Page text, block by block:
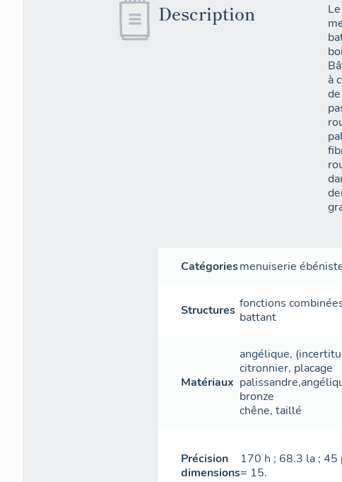
Description
à
Catégoriesmenuiserie
Structures fonctions
battant
Matériaux
angélique,
citronnier, placage
bronze
chêne,taillé
Précision
dimensions
170 h ; 68.3 la ;
= 15.